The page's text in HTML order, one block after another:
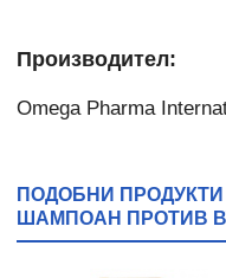
Производител:
Omega Pharma
ПОДОБНИ
ШАМПОАН ПРОТИВ